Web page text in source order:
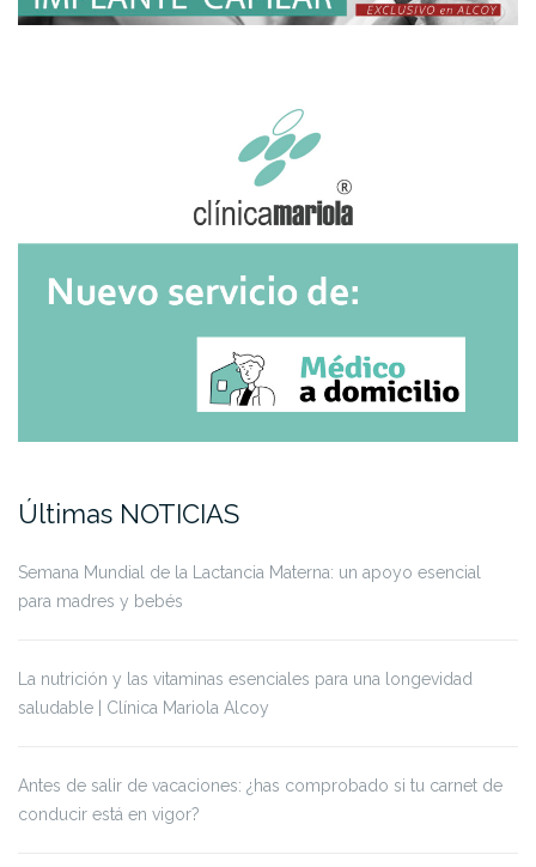
Últimas NOTICIAS
Semana Mundial de la Lactancia Materna: un apoyo esencial
para madres y bebés
La nutrición y las vitaminas esenciales para una longevidad
saludable | Clínica Mariola Alcoy
Antes de salir de vacaciones: ¿has comprobado si tu carnet de
conducir está en vigor?